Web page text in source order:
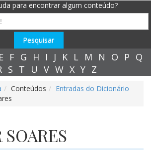
para encontrar algum conteúdo?
E F G H I J K L M N O P Q
S T U V W X Y Z
Conteúdos
Entradas do Dicionário